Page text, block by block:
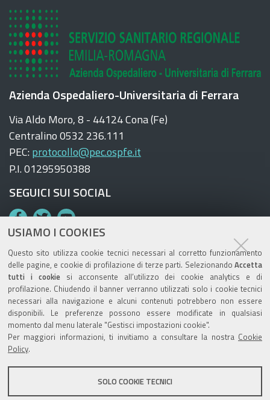
USIAMO I COOKIES
Questo sito utilizza cookie tecnici necessari al corretto funzionamento
delle pagine, e cookie di profilazione di terze parti. Selezionando Accetta
tutti i cookiesi acconsente all’utilizzo dei cookie analytics e di
profilazione. Chiudendo il banner verranno utilizzati solo i cookie tecnici
necessari alla navigazione e alcuni contenuti potrebbero non essere
disponibili. Le preferenze possono essere modificate in qualsiasi
momento dal menu laterale "Gestisci impostazioni cookie".
Per maggiori informazioni, ti invitiamo a consultare la nostra Cookie
Policy.
SOLO COOKIE TECNICI
o
o
k
Azienda Ospedaliero-Universitaria di Ferrara
Via Aldo Moro, 8 - 44124 Cona (Fe)
Centralino 0532 236.111
PEC: protocollo@pec.ospfe.it
P.I. 01295950388
SEGUICI SUI SOCIAL
F
a
c
e
b
o
o
k
T
w
t
t
e
r
Y
o
u
T
u
b
e
TRASPARENZA
Amministrazione trasparente AUSL
Amministrazione trasparente OSPFE
LA NOSTRA REDAZIONE